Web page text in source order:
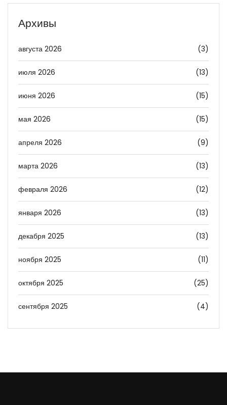
Архивы
августа 2026 (3)
июля 2026 (13)
июня 2026 (15)
мая 2026 (15)
апреля 2026 (9)
марта 2026 (13)
февраля 2026 (12)
января 2026 (13)
декабря 2025 (13)
ноября 2025 (11)
октября 2025 (25)
сентября 2025 (4)